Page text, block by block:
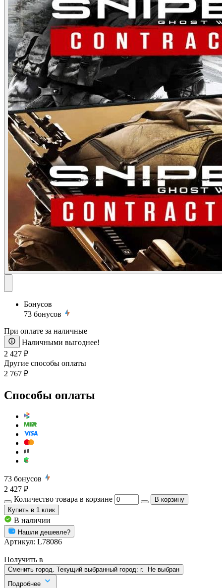
Бонусов
73 бонусов
При оплате за наличные
Наличными выгоднее!
2 427 ₽
Другие способы оплаты
2 767 ₽
Способы оплаты
73 бонусов
2 427 ₽
Количество товара в корзине
В корзину
Купить в 1 клик
В наличии
Нашли дешевле?
Артикул: L78086
Получить в
Сменить город. Текущий выбранный город: г.
Не выбран
Подробнее